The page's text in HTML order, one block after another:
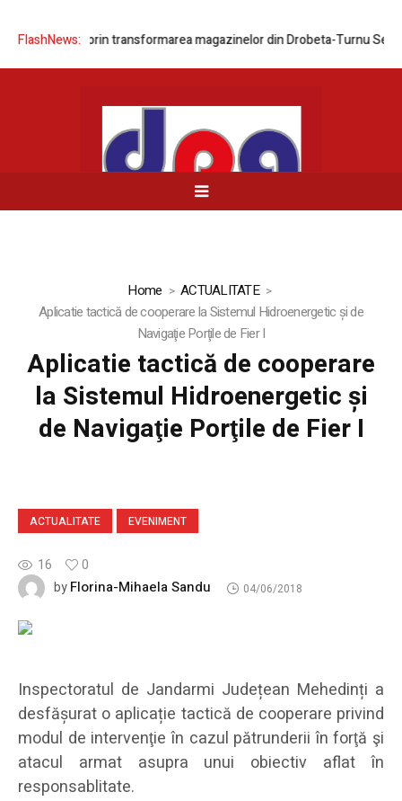
FlashNews:
rețelei prin transformarea magazinelor din Drobeta-Turnu
Home
ACTUALITATE
Aplicatie tactică de cooperare la Sistemul Hidroenergetic şi de
Navigaţie Porţile de Fier I
Aplicatie tactică de cooperare
la Sistemul Hidroenergetic şi
de Navigaţie Porţile de Fier I
ACTUALITATE EVENIMENT
16
0
byFlorina-Mihaela Sandu 04/06/2018
Inspectoratul de Jandarmi Județean Mehedinți a
desfășurat o aplicație tactică de cooperare privind
modul de intervenţie în cazul pătrunderii în forţă şi
atacul armat asupra unui obiectiv aflat în
responsablitate.